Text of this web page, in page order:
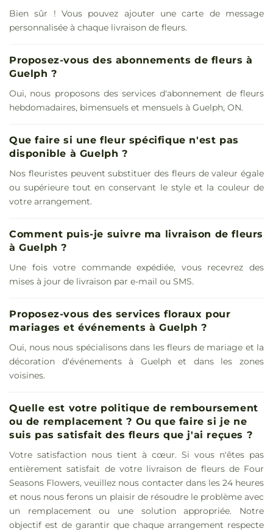
Bien sûr ! Vous pouvez ajouter une carte de message
personnalisée à chaque livraison de fleurs.
Proposez-vous des abonnements de fleurs à
Guelph ?
Oui, nous proposons des services d'abonnement de fleurs
hebdomadaires, bimensuels et mensuels à Guelph, ON.
Que faire si une fleur spécifique n'est pas
disponible à Guelph ?
Nos fleuristes peuvent substituer des fleurs de valeur égale
ou supérieure tout en conservant le style et la couleur de
votre arrangement.
Comment puis-je suivre ma livraison de fleurs
à Guelph ?
Une fois votre commande expédiée, vous recevrez des
mises à jour de livraison par e-mail ou SMS.
Proposez-vous des services floraux pour
mariages et événements à Guelph ?
Oui, nous nous spécialisons dans les fleurs de mariage et la
décoration d'événements à Guelph et dans les zones
voisines.
Quelle est votre politique de remboursement
ou de remplacement ? Ou que faire si je ne
suis pas satisfait des fleurs que j'ai reçues ?
Votre satisfaction nous tient à cœur. Si vous n'êtes pas
entièrement satisfait de votre livraison de fleurs de Four
Seasons Flowers, veuillez nous contacter dans les 24 heures
et nous nous ferons un plaisir de résoudre le problème avec
un remplacement ou une solution appropriée. Notre
objectif est de garantir que chaque arrangement respecte